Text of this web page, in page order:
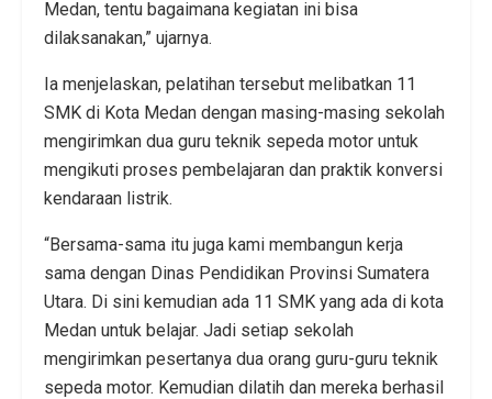
Medan, tentu bagaimana kegiatan ini bisa
dilaksanakan,” ujarnya.
Ia menjelaskan, pelatihan tersebut melibatkan 11
SMK di Kota Medan dengan masing-masing sekolah
mengirimkan dua guru teknik sepeda motor untuk
mengikuti proses pembelajaran dan praktik konversi
kendaraan listrik.
“Bersama-sama itu juga kami membangun kerja
sama dengan Dinas Pendidikan Provinsi Sumatera
Utara. Di sini kemudian ada 11 SMK yang ada di kota
Medan untuk belajar. Jadi setiap sekolah
mengirimkan pesertanya dua orang guru-guru teknik
sepeda motor. Kemudian dilatih dan mereka berhasil